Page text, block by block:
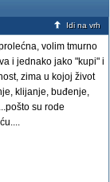
Idi na vrh
volim tmurno
i jednako jako "kupi" i
zima u kojoj život
klijanje, buđenje,
su rode